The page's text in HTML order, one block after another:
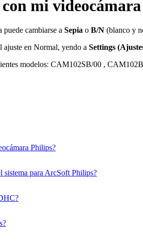
mi
cambiarse a Sepia o B/N (blanco y
ajuste en Normal, yendo a Settings
modelos: CAM102SB/00 ,
Philips?
sistema para ArcSoft Philips?